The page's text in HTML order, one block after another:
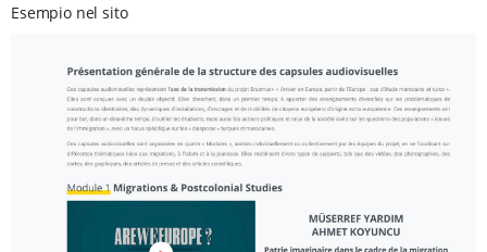
Esempio nel sito